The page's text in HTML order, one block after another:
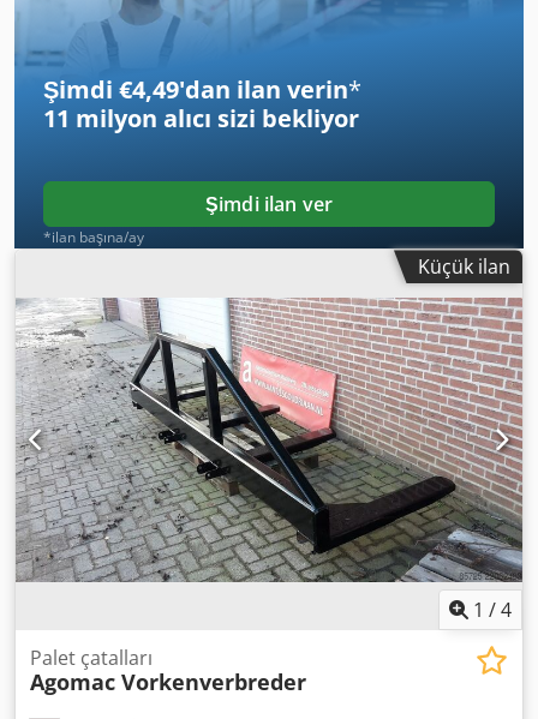
Şimdi €4,49'dan ilan verin*
11 milyon alıcı sizi bekliyor
Şimdi ilan ver
*ilan başına/ay
Küçük ilan
1 /4
Palet çatalları
Agomac Vorkenverbreder